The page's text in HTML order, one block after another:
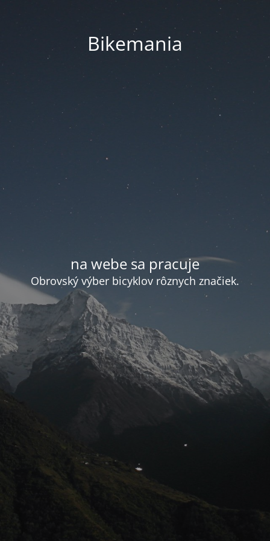
Bikemania
na webe sa pracuje
Obrovský výber bicyklov rôznych značiek.